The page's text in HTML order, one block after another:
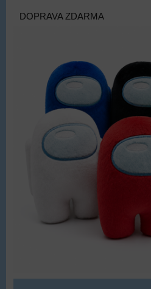
DOPRAVA ZDARMA